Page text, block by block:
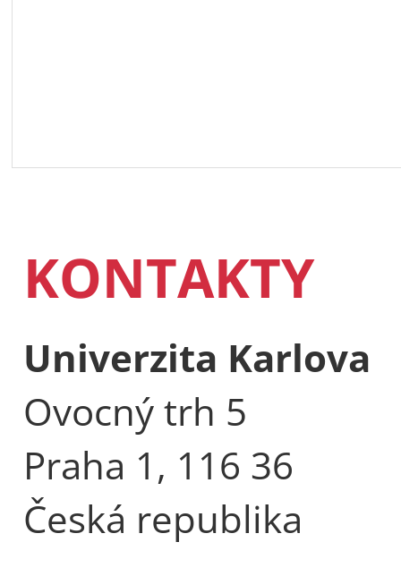
KONTAKTY
Univerzita Karlova
Ovocný trh 5
Praha 1, 116 36
Česká republika